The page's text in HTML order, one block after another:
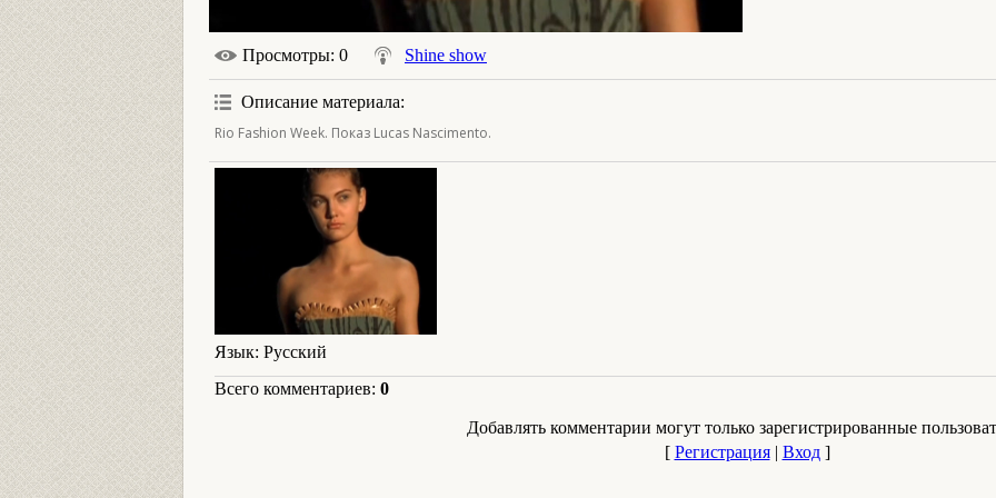
Просмотры: 0 Shine show
Описание материала:
Rio Fashion Week. Показ Lucas Nascimento.
Язык: Русский
Всего комментариев: 0
Добавлять комментарии могут только зарегистрированные
[ Регистрация| Вход]